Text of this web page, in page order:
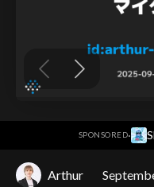
SPONSORED·
Arthur